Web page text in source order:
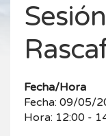
Fecha/Hora
Fecha: 09/05/
Hora: 12:00 -